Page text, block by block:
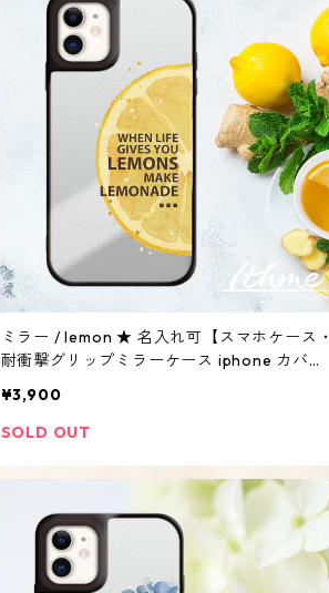
ミラー / lemon ★ 名入れ可【スマホケース・
耐衝撃グリップミラーケース iphone カバ
¥3,900
SOLD OUT